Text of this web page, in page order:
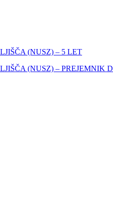
(NUSZ) – 5 LET
(NUSZ) – PREJEMNIK